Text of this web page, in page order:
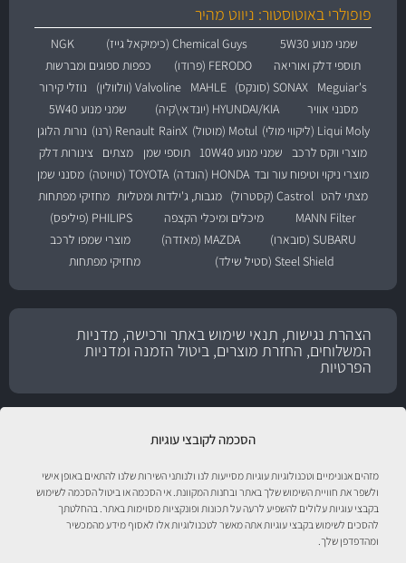
הסכמה לקובצי עוגיות
מזהים אנונימיים וטכנולוגיות עוגיות מסייעות לנו ולנותני השירות שלנו להתאים באופן אישי
ולשפר את חוויית השימוש שלך באתר ובחנות המקוונת. אי הסכמה או ביטול הסכמה לשימוש
בקבצי עוגיות עלולים להשפיע לרעה על תכונות ופונקציות מסוימות באתר. בהחלטתך
להסכים לשימוש בקבצי עוגיות אתה מאשר לטכנולוגיות אלו לאסוף מידע מהמכשיר
ומהדפדפן שלך.
פופולרי באוטוסטור: ניווט מהיר
שמני מנוע 5W30 Chemical Guys (כימיקאל גייז)
NGK
תוספי דלק ואוריאה
FERODO (פרודו)
כפפות ספוגים ומברשות
Meguiar's
SONAX (סונקס) MAHLE Valvoline (וולוולין)
נוזלי קירור
מסנני אוויר
HYUNDAI/KIA (יונדאי\קיה)
שמני מנוע 5W40
Liqui Moly (ליקווי מולי)
Motul (מוטול) RainX Renault (רנו)
נורות הלוגן
מוצרי ווקס לרכב
שמני מנוע 10W40 תוספי שמן מצתים
צינורות דלק
מוצרי ניקוי וטיפוח עור ובד HONDA (הונדה) TOYOTA (טויוטה)
מסנני שמן
מצתי להט Castrol (קסטרול) מגבות, ג'ילדות ומטליות מחזיקי מפתחות
MANN Filter
מיכלים ומיכלי הקצפה
PHILIPS (פיליפס)
SUBARU (סובארו)
MAZDA (מאזדה)
מוצרי שמפו לרכב
Steel Shield (סטיל שילד)
מחזיקי מפתחות
הצהרת נגישות, תנאי שימוש באתר ורכישה, מדניות
המשלוחים, החזרת מוצרים, ביטול הזמנה ומדניות
הפרטיות